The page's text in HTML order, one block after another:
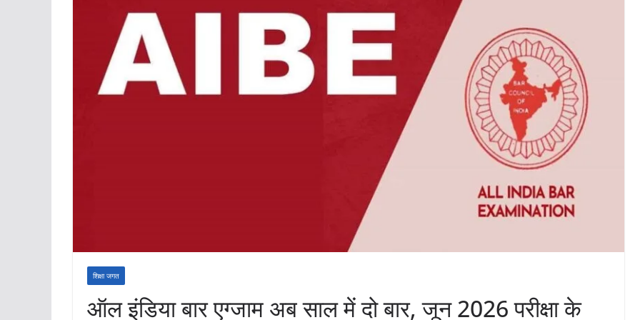
शिक्षा जगत
ऑल इंडिया बार एग्जाम अब साल में दो बार, जून 2026 परीक्षा के